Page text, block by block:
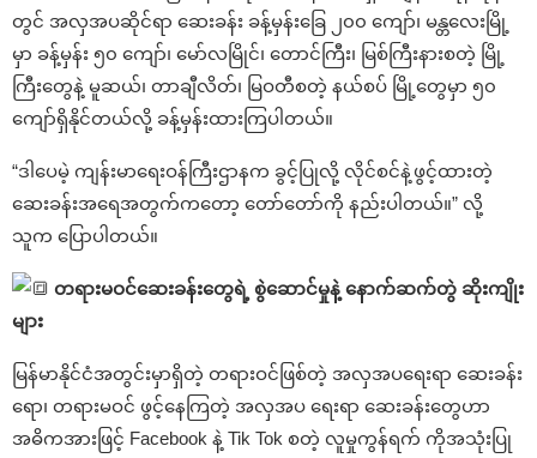
တွင် အလှအပဆိုင်ရာ ဆေးခန်း ခန့်မှန်းခြေ ၂၀၀ ကျော်၊ မန္တလေးမြို့
မှာ ခန့်မှန်း ၅၀ ကျော်၊ မော်လမြိုင်၊ တောင်ကြီး၊ မြစ်ကြီးနားစတဲ့ မြို့
ကြီးတွေနဲ့ မူဆယ်၊ တာချီလိတ်၊ မြဝတီစတဲ့ နယ်စပ် မြို့တွေမှာ ၅၀
ကျော်ရှိနိုင်တယ်လို့ ခန့်မှန်းထားကြပါတယ်။
“ဒါပေမဲ့ ကျန်းမာရေးဝန်ကြီးဌာနက ခွင့်ပြုလို့ လိုင်စင်နဲ့ဖွင့်ထားတဲ့
ဆေးခန်းအရေအတွက်ကတော့ တော်တော်ကို နည်းပါတယ်။” လို့
သူက ပြောပါတယ်။
တရားမဝင်ဆေးခန်းတွေရဲ့ စွဲဆောင်မှုနဲ့ နောက်ဆက်တွဲ ဆိုးကျိုး
များ
မြန်မာနိုင်ငံအတွင်းမှာရှိတဲ့ တရားဝင်ဖြစ်တဲ့ အလှအပရေးရာ ဆေးခန်း
ရော၊ တရားမဝင် ဖွင့်နေကြတဲ့ အလှအပ ရေးရာ ဆေးခန်းတွေဟာ
အဓိကအားဖြင့် Facebook နဲ့ Tik Tok စတဲ့ လူမှုကွန်ရက် ကိုအသုံးပြု